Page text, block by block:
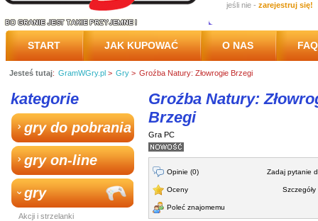
jeśli nie - zarejestruj się!
START JAK KUPOWAĆ O NAS FAQ
PRZESYŁKA
Jesteś tutaj: GramWGry.pl > Gry > Groźba Natury: Złowrogie Brzegi
kategorie
gry do pobrania
gry on-line
gry
Akcji i strzelanki
Groźba Natury:
Brzegi
Gra PC
Opinie (0)
Oceny
Poleć znajomemu
Zadaj pytanie